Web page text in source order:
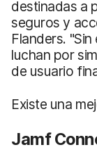
destinadas a
seguros y
Flanders.
luchan por
de usuario
Existe una
Jamf